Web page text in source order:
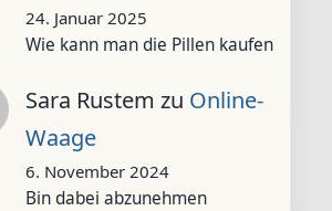
24. Januar 2025
Wie kann man die Pillen kaufen
Sara Rustem zu Online-
Waage
6. November 2024
Bin dabei abzunehmen